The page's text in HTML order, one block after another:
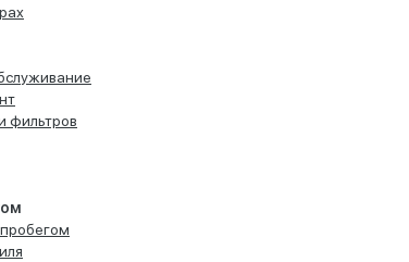
фильтров